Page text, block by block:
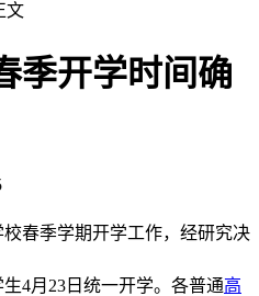
文
季开学时间确
春季学期开学工作，经研究决
4月23日统一开学。各普通高